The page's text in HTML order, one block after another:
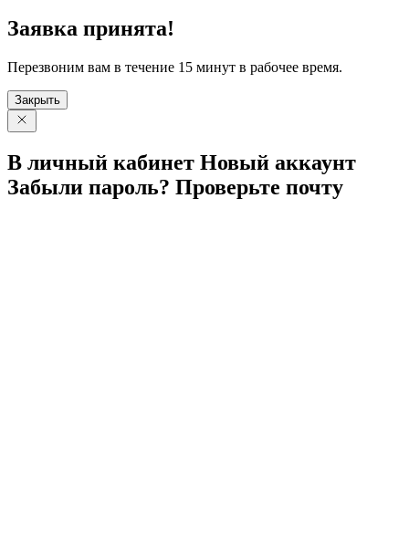
Заявка принята!
Перезвоним вам в течение 15 минут в рабочее время.
Закрыть
В личный кабинет Новый аккаунт
Забыли пароль? Проверьте почту